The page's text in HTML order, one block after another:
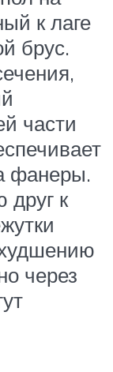
к лаге
брус.
части
фанеры.
друг к
через